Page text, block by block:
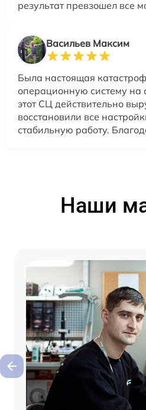
результат превзошел все
Васильев Максим
Была настоящая
операционную систему на
этот СЦ действительно
восстановили все
стабильную работу.
Наши